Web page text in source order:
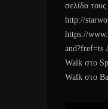
σελίδα
http://
https://
and?fref=ts
Walk στο
Walk στο